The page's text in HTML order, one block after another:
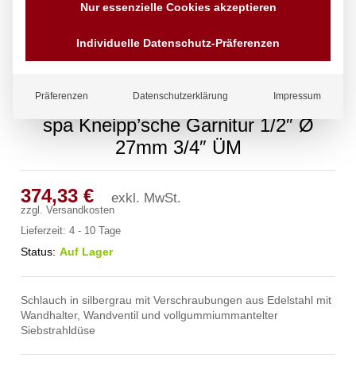
spa Kneipp’sche Garnitur 1/2″ Ø
27mm 3/4″ ÜM
374,33€ exkl. MwSt.
zzgl.Versandkosten
Lieferzeit:4 - 10 Tage
Status: Auf Lager
Schlauch in silbergrau mit Verschraubungen aus Edelstahl mit
Wandhalter, Wandventil und vollgummiummantelter
Siebstrahldüse
Nur essenzielle Cookies akzeptieren
Individuelle Datenschutz-Präferenzen
Präferenzen Datenschutzerklärung Impressum